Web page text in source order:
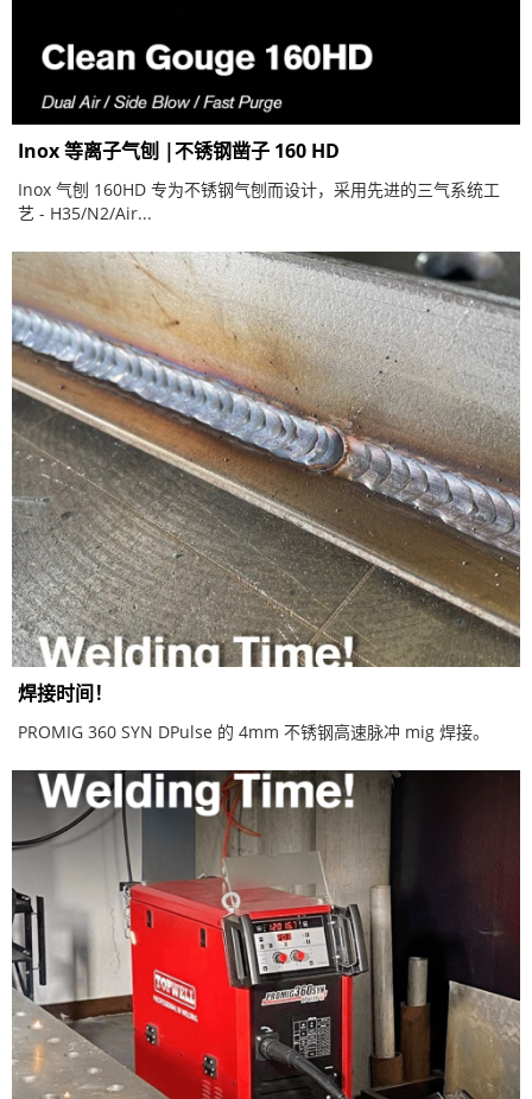
Inox 等离子气刨 |不锈钢凿子 160 HD
Inox 气刨 160HD 专为不锈钢气刨而设计，采用先进的三气系统工
艺 - H35/N2/Air...
焊接时间！
PROMIG 360 SYN DPulse 的 4mm 不锈钢高速脉冲 mig 焊接。